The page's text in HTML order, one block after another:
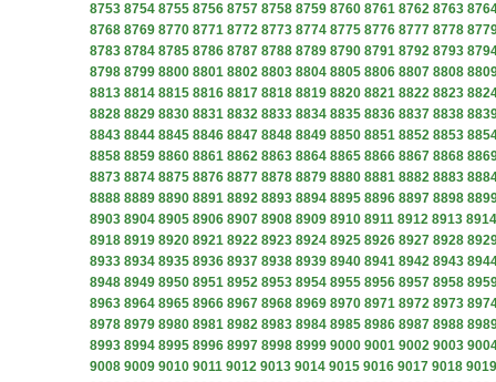
8753 8754 8755 8756 8757 8758 8759 8760 8761 8762 8763
8768 8769 8770 8771 8772 8773 8774 8775 8776 8777 8778
8783 8784 8785 8786 8787 8788 8789 8790 8791 8792 8793
8798 8799 8800 8801 8802 8803 8804 8805 8806 8807 8808
8813 8814 8815 8816 8817 8818 8819 8820 8821 8822 8823
8828 8829 8830 8831 8832 8833 8834 8835 8836 8837 8838
8843 8844 8845 8846 8847 8848 8849 8850 8851 8852 8853
8858 8859 8860 8861 8862 8863 8864 8865 8866 8867 8868
8873 8874 8875 8876 8877 8878 8879 8880 8881 8882 8883
8888 8889 8890 8891 8892 8893 8894 8895 8896 8897 8898
8903 8904 8905 8906 8907 8908 8909 8910 8911 8912 8913 8914
8918 8919 8920 8921 8922 8923 8924 8925 8926 8927 8928
8933 8934 8935 8936 8937 8938 8939 8940 8941 8942 8943
8948 8949 8950 8951 8952 8953 8954 8955 8956 8957 8958
8963 8964 8965 8966 8967 8968 8969 8970 8971 8972 8973
8978 8979 8980 8981 8982 8983 8984 8985 8986 8987 8988
8993 8994 8995 8996 8997 8998 8999 9000 9001 9002 9003
9008 9009 9010 9011 9012 9013 9014 9015 9016 9017 9018 9019